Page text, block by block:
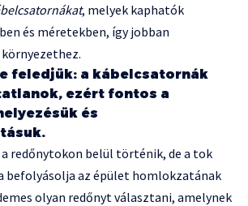
, melyek kaphatók
és méretekben, így jobban
feledjük: a kábelcsatornák
ezért fontos a
és
redőnytokon belül történik, de a tok
befolyásolja az épület homlokzatának
olyan redőnyt választani, amelynek